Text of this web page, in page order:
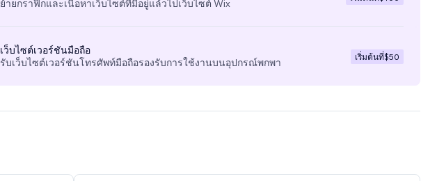
ย้ายกราฟิกและเนื้อหาเว็บไซต์ที่มีอยู่แล้วไปเว็บไซต์ Wix
เว็บไซต์เวอร์ชันมือถือ
รับเว็บไซต์เวอร์ชันโทรศัพท์มือถือรองรับการใช้งานบนอุปกรณ์พกพา
เริ่มต้นที่$50